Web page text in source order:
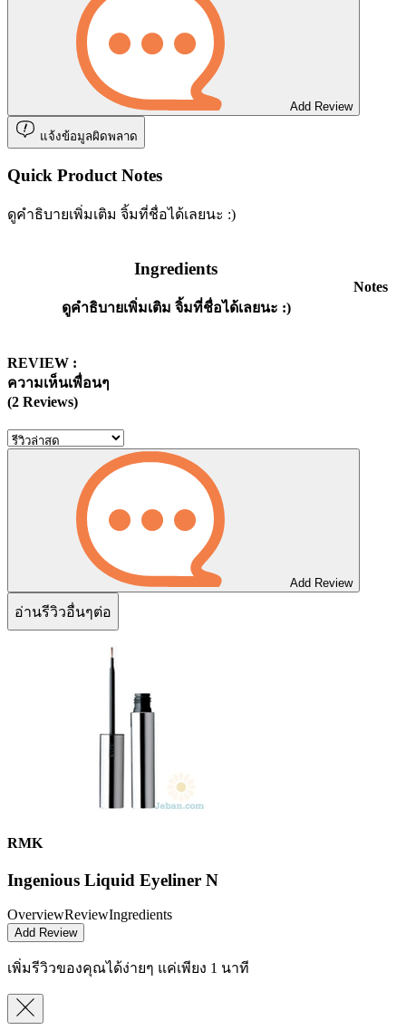
Add Review
แจ้งข้อมูลผิดพลาด
Quick Product Notes
ดูคำธิบายเพิ่มเติม จิ้มที่ชื่อได้เลยนะ :)
Ingredients
ดูคำธิบายเพิ่มเติม จิ้มที่ชื่อได้เลยนะ :)
Notes
REVIEW :
ความเห็นเพื่อนๆ
(2 Reviews)
Add Review
อ่านรีวิวอื่นๆต่อ
RMK
Ingenious Liquid Eyeliner N
OverviewReviewIngredients
Add Review
เพิ่มรีวิวของคุณได้ง่ายๆ แค่เพียง 1 นาที